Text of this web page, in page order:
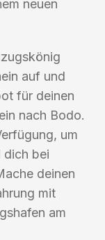
neuen
auf und
für deinen
nach Bodo.
um
dich bei
deinen
mit
am